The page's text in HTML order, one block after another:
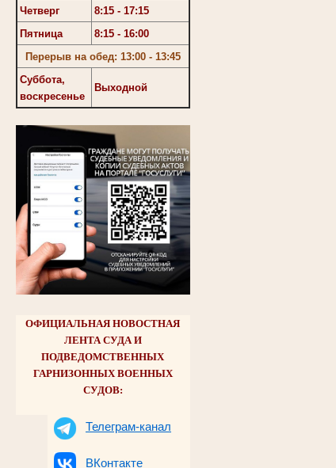
Четверг
8:15 - 17:15
Пятница
8:15 - 16:00
Перерыв на обед: 13:00 - 13:45
Суббота,
воскресенье
Выходной
ОФИЦИАЛЬНАЯ НОВОСТНАЯ
ЛЕНТА СУДА И
ПОДВЕДОМСТВЕННЫХ
ГАРНИЗОННЫХ ВОЕННЫХ
СУДОВ:
Телеграм-канал
ВКонтакте